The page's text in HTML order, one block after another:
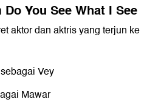
You See What I See
aktor dan aktris yang terjun ke
Vey
Mawar